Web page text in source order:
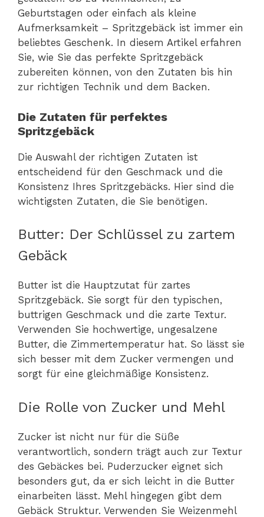
Geburtstagen oder einfach als kleine
Aufmerksamkeit – Spritzgebäck ist immer ein
beliebtes Geschenk. In diesem Artikel erfahren
Sie, wie Sie das perfekte Spritzgebäck
zubereiten können, von den Zutaten bis hin
zur richtigen Technik und dem Backen.
Die Zutaten für perfektes
Spritzgebäck
Die Auswahl der richtigen Zutaten ist
entscheidend für den Geschmack und die
Konsistenz Ihres Spritzgebäcks. Hier sind die
wichtigsten Zutaten, die Sie benötigen.
Butter: Der Schlüssel zu zartem
Gebäck
Butter ist die Hauptzutat für zartes
Spritzgebäck. Sie sorgt für den typischen,
buttrigen Geschmack und die zarte Textur.
Verwenden Sie hochwertige, ungesalzene
Butter, die Zimmertemperatur hat. So lässt sie
sich besser mit dem Zucker vermengen und
sorgt für eine gleichmäßige Konsistenz.
Die Rolle von Zucker und Mehl
Zucker ist nicht nur für die Süße
verantwortlich, sondern trägt auch zur Textur
des Gebäckes bei. Puderzucker eignet sich
besonders gut, da er sich leicht in die Butter
einarbeiten lässt. Mehl hingegen gibt dem
Gebäck Struktur. Verwenden Sie Weizenmehl